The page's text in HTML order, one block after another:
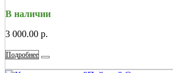
В наличии
3 000.00 р.
Подробнее